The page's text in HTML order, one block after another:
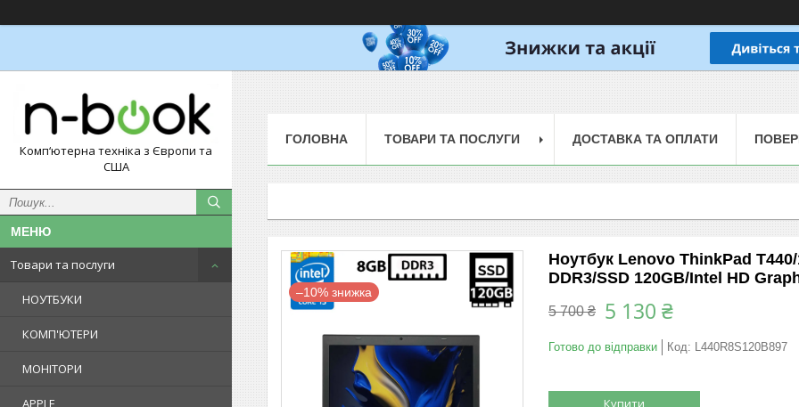
Комп‘ютерна техніка з Європи та
США
Товари та послуги
НОУТБУКИ
КОМП'ЮТЕРИ
МОНІТОРИ
APPLE
ГОЛОВНА ТОВАРИ ТА ПОСЛУГИ ДОСТАВКА ТА ОПЛАТИ
–10%
Ноутбук Lenovo ThinkPad
DDR3/SSD 120GB/Intel HD
5 700 ₴ 5 130 ₴
Готово до відправки Код: L440R8S120B897
Купити